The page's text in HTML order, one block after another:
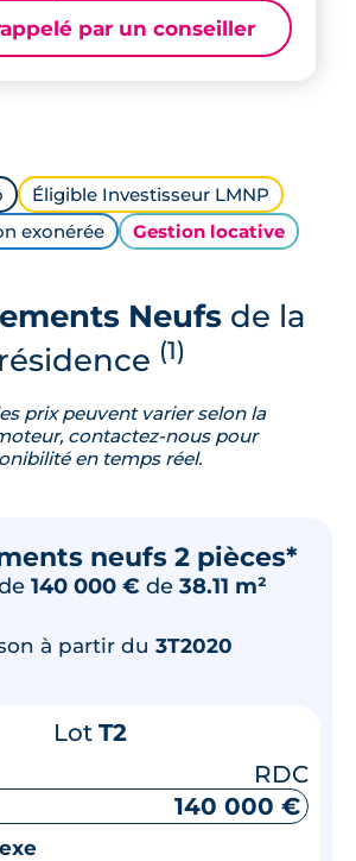
par un conseiller
Éligible Investisseur LMNP
exonérée
Gestion locative
Neufsde la
résidence (1)
prix peuvent varier selon la
contactez-nous pour
en temps réel.
neufs 2 pièces*
140 000 € de 38.11 m²
à partir du 3T2020
Lot T2
RDC
140 000 €